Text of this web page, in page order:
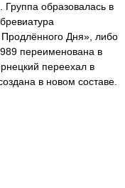
. Группа образовалась в
Дня», либо
переименована в
переехал в
в новом составе.